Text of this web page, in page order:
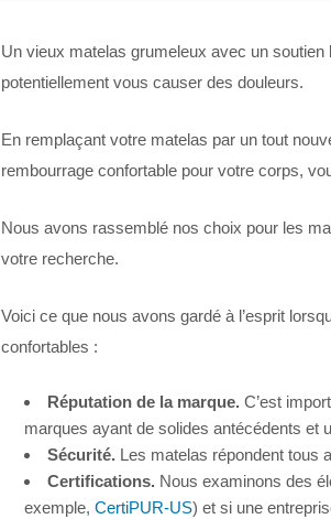
Un vieux matelas grumeleux avec un
potentiellement vous causer des douleurs.
En remplaçant votre matelas par un tout
rembourrage confortable pour votre corps,
Nous avons rassemblé nos choix pour les
votre recherche.
Voici ce que nous avons gardé à l’esprit
confortables :
Réputation de la marque.C’est
marques ayant de solides antécédents et
Sécurité.Les matelas répondent tous
Certifications.Nous examinons des
exemple, CertiPUR-US) et si une